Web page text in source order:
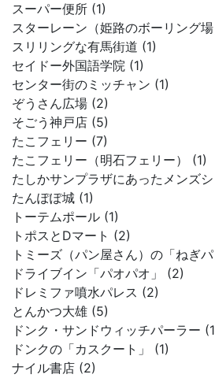
スーパー便所 (1)
スターレーン（姫路のボーリング
スリリングな有馬街道 (1)
セイドー外国語学院 (1)
センター街のミッチャン (1)
ぞうさん広場 (2)
そごう神戸店 (5)
たこフェリー (7)
たこフェリー（明石フェリー） (1)
たしかサンプラザにあったメンズ
たんぽぽ城 (1)
トーテムポール (1)
トポスとDマート (2)
トミーズ（パン屋さん）の「ねぎ
ドライブイン「パオパオ」 (2)
ドレミファ噴水パレス (2)
とんかつ大雄 (5)
ドンク・サンドウィッチパーラー
ドンクの「カスクート」 (1)
ナイル書店 (2)